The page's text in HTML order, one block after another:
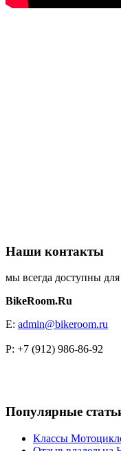
Наши контакты
мы всегда доступны
BikeRoom.Ru
E: admin@bikeroom.ru
P: +7 (912) 986-86-92
Популярные
Классы